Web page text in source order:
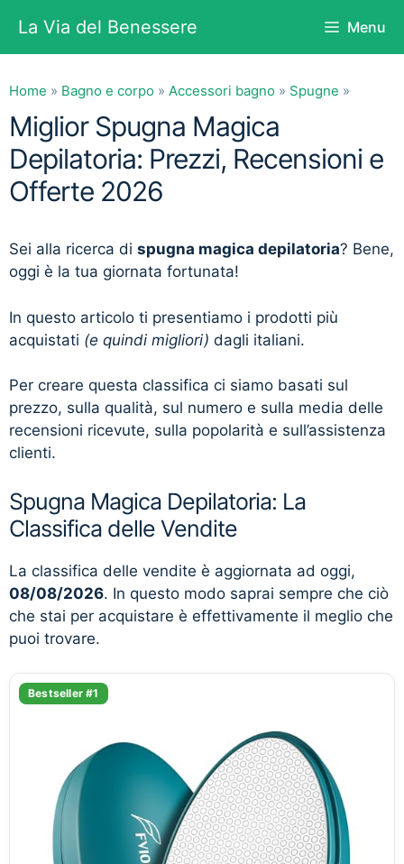
contenuto
La Via del Benessere Menu
Home » Bagno e corpo » Accessori bagno » Spugne »
Miglior Spugna Magica
Depilatoria: Prezzi, Recensioni e
Offerte 2026
Sei alla ricerca di spugna magica depilatoria? Bene,
oggi è la tua giornata fortunata!
In questo articolo ti presentiamo i prodotti più
acquistati (e quindi migliori) dagli italiani.
Per creare questa classifica ci siamo basati sul
prezzo, sulla qualità, sul numero e sulla media delle
recensioni ricevute, sulla popolarità e sull’assistenza
clienti.
Spugna Magica Depilatoria: La
Classifica delle Vendite
La classifica delle vendite è aggiornata ad oggi,
08/08/2026. In questo modo saprai sempre che ciò
che stai per acquistare è effettivamente il meglio che
puoi trovare.
Bestseller #1